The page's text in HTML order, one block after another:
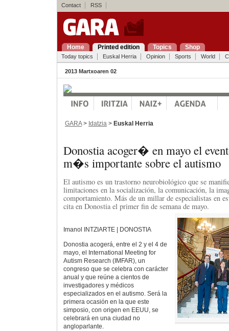
Contact RSS
Home Printed edition Topics Shop
Today topics Euskal Herria Opinion Sports World
2013 Martxoaren 02
GARA> Idatzia > Euskal Herria
Donostia acoger� en mayo el
m�s importante sobre el autismo
El autismo es un trastorno neurobiológico que se
limitaciones en la socialización, la comunicación, la
comportamiento. Más de un millar de especialistas en
cita en Donostia el primer fin de semana de mayo.
Imanol INTZIARTE | DONOSTIA
Donostia acogerá, entre el 2 y el 4 de
mayo, el International Meeting for
Autism Research (IMFAR), un
congreso que se celebra con carácter
anual y que reúne a cientos de
investigadores y médicos
especializados en el autismo. Será la
primera ocasión en la que este
simposio, con origen en EEUU, se
celebrará en una ciudad no
angloparlante.